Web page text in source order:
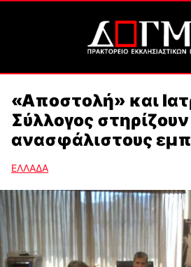
«Αποστολή» και
Σύλλογος
ανασφάλιστους
ΕΛΛΑΔΑ